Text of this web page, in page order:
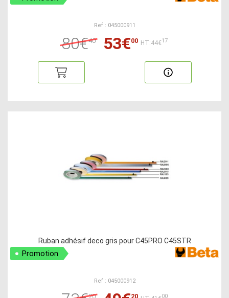
Ref : 045000911
80€40 53€00 HT:44€17
Ruban adhésif deco gris pour C45PRO C45STR
Promotion
Ref : 045000912
20 20 00